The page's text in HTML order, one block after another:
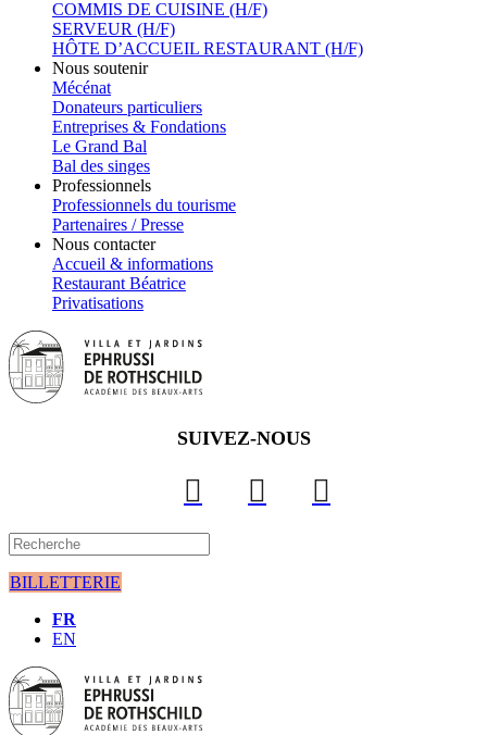
COMMIS DE CUISINE (H/F)
SERVEUR (H/F)
HÔTE D’ACCUEIL RESTAURANT (H/F)
Nous soutenir
Mécénat
Donateurs particuliers
Entreprises & Fondations
Le Grand Bal
Bal des singes
Professionnels
Professionnels du tourisme
Partenaires / Presse
Nous contacter
Accueil & informations
Restaurant Béatrice
Privatisations
SUIVEZ-NOUS
BILLETTERIE
FR
EN